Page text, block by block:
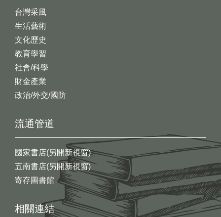
台灣采風
生活藝術
文化歷史
教育學習
社會/科學
財金產業
政治/外交/國防
流通管道
國家書店(另開新視窗)
五南書店(另開新視窗)
寄存圖書館
相關連結